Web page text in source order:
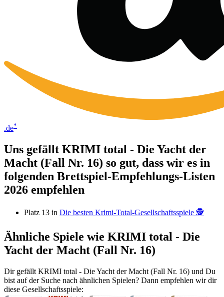
.de*
Uns gefällt KRIMI total - Die Yacht der
Macht (Fall Nr. 16) so gut, dass wir es in
folgenden Brettspiel-Empfehlungs-Listen
2026 empfehlen
Platz 13 in Die besten Krimi-Total-Gesellschaftsspiele 🕵️‍
Ähnliche Spiele wie KRIMI total - Die
Yacht der Macht (Fall Nr. 16)
Dir gefällt KRIMI total - Die Yacht der Macht (Fall Nr. 16) und Du
bist auf der Suche nach ähnlichen Spielen? Dann empfehlen wir dir
diese Gesellschaftsspiele: